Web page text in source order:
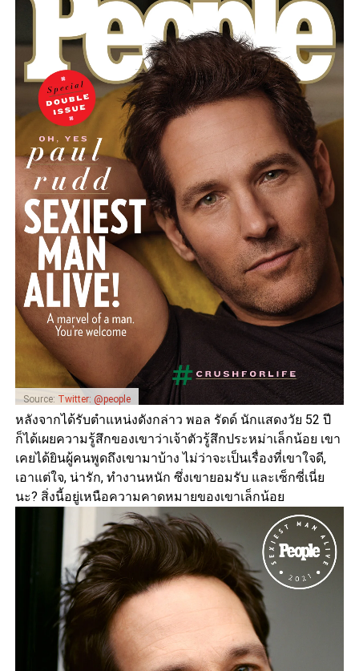
Source: Twitter: @people
หลังจากได้รับตำแหน่งดังกล่าว พอล รัดด์ นักแสดงวัย 52 ปี
ก็ได้เผยความรู้สึกของเขาว่าเจ้าตัวรู้สึกประหม่าเล็กน้อย เขา
เคยได้ยินผู้คนพูดถึงเขามาบ้าง ไม่ว่าจะเป็นเรื่องที่เขาใจดี,
เอาแต่ใจ, น่ารัก, ทำงานหนัก ซึ่งเขายอมรับ และเซ็กซี่เนี่ย
นะ? สิ่งนี้อยู่เหนือความคาดหมายของเขาเล็กน้อย